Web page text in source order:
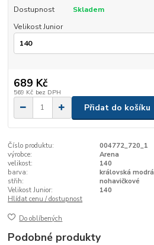
Dostupnost
Skladem
Velikost Junior
689 Kč
569 Kč bez DPH
Přidat do košíku
Číslo produktu:
004772_720_1
výrobce:
Arena
velikost:
140
barva:
královská modrá
střih:
nohavičkové
Velikost Junior:
140
Hlídat cenu / dostupnost
Do oblíbených
Podobné produkty